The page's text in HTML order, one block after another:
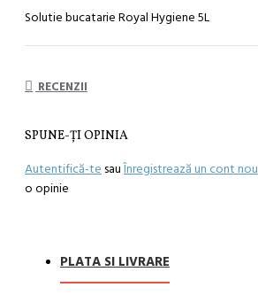
Solutie bucatarie Royal Hygiene 5L
RECENZII
SPUNE-ŢI OPINIA
Autentifică-te sauÎnregistrează un cont nou
o opinie
PLATA SI LIVRARE